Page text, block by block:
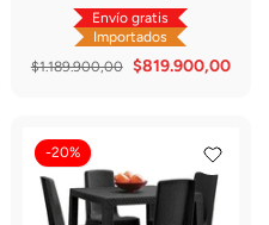
Envío gratis
Importados
$1.189.900,00 $819.900,00
-20%